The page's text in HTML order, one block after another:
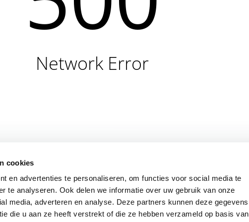
cookies
en advertenties te personaliseren, om functies voor social media te
te analyseren. Ook delen we informatie over uw gebruik van onze
media, adverteren en analyse. Deze partners kunnen deze gegevens
die u aan ze heeft verstrekt of die ze hebben verzameld op basis van
Network Error